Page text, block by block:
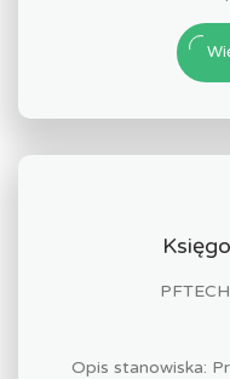
Opis stanowiska: